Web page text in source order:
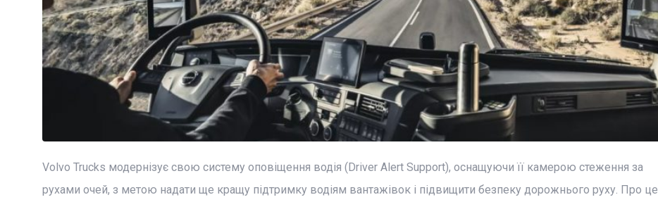
Volvo Trucks модернізує свою систему оповіщення водія (Driver Alert Support), оснащуючи її камерою стеження за
рухами очей, з метою надати ще кращу підтримку водіям вантажівок і підвищити безпеку дорожнього руху. Про це